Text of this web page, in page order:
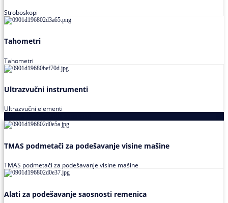
Stroboskopi
Tahometri
Tahometri
Ultrazvučni instrumenti
Ultrazvučni elementi
TMAS podmetači za podešavanje visine mašine
TMAS podmetači za podešavanje visine mašine
Alati za podešavanje saosnosti remenica